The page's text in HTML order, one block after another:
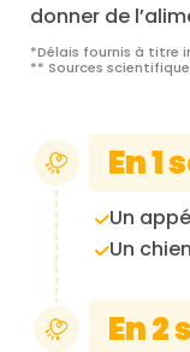
donner de
*Délais fournis à titre
** Sources
En 1
Un
Un
En 2